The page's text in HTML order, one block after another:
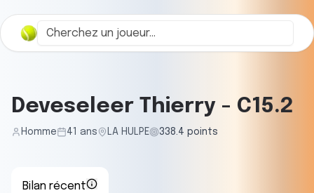
Deveseleer Thierry - C15.2
Homme 41 ans LA HULPE 338.4 points
Bilan récent